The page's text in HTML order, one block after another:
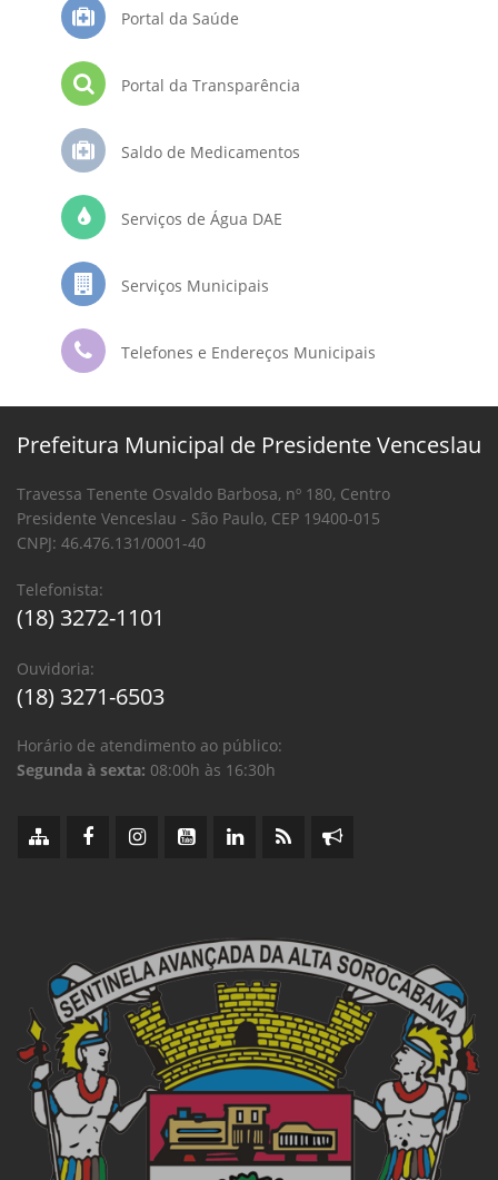
Portal da Saúde
Portal da Transparência
Saldo de Medicamentos
Serviços de Água DAE
Serviços Municipais
Telefones e Endereços Municipais
Prefeitura Municipal de Presidente Venceslau
Travessa Tenente Osvaldo Barbosa, nº 180, Centro
Presidente Venceslau - São Paulo, CEP 19400-015
CNPJ: 46.476.131/0001-40
Telefonista:
(18) 3272-1101
Ouvidoria:
(18) 3271-6503
Horário de atendimento ao público:
Segunda à sexta: 08:00h às 16:30h